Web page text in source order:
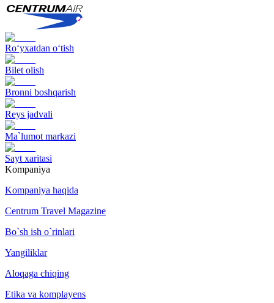
Ro‘yxatdan o‘tish
Bilet olish
Bronni boshqarish
Reys jadvali
Ma`lumot markazi
Sayt xaritasi
Kompaniya
Kompaniya haqida
Centrum Travel Magazine
Bo`sh ish o`rinlari
Yangiliklar
Aloqaga chiqing
Etika va komplayens